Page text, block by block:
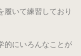
履いて練習しており
的にいろんなことが